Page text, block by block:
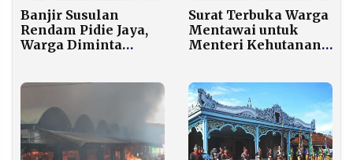
Banjir Susulan
Rendam Pidie Jaya,
Warga Diminta
Surat Terbuka Warga
Mentawai untuk
Menteri Kehutanan:
Dibatalakan